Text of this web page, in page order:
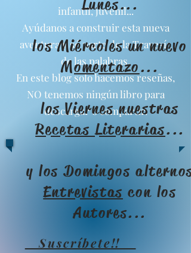
infantil, juvenil...
Ayúdanos a construir esta nueva
aventura y sé parte de la Travesía
de las palabras.
En este blog solo hacemos reseñas,
NO tenemos ningún libro para
descargar o compartir.
Lunes...
los Miércoles un nuevo
Momentazo...
los Viernes nuestras
Recetas Literarias...
y los Domingos alternos
Entrevistas con los
Autores...
Suscríbete!!